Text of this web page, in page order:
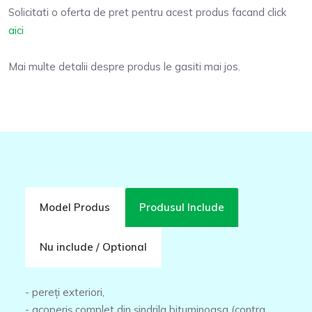
Solicitati o oferta de pret pentru acest produs facand click
aici
Mai multe detalii despre produs le gasiti mai jos.
Model Produs Produsul Include
Nu include / Optional
- pereți exteriori,